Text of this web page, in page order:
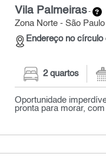
Vila Palmeiras-
Zona Norte - São Paulo
Endereço no círculo
2 quartos
Oportunidade
pronta para morar,